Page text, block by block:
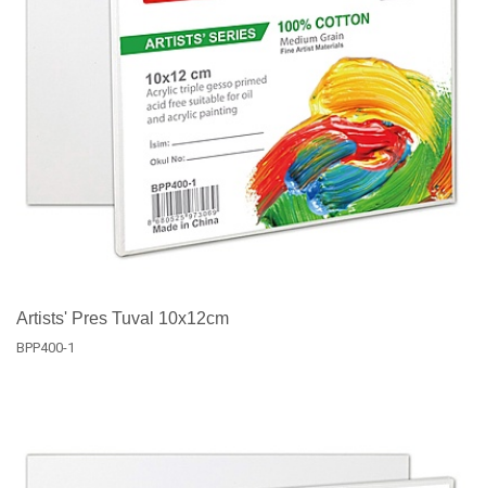
Artists' Pres Tuval 10x12cm
BPP400-1